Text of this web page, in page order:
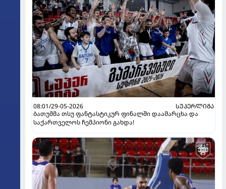
08:01/29-05-2026
ᲡᲣᲞᲔᲠᲚᲘᲒᲐ
ბათუმმა თსუ ფანტასტიკურ ფინალში დაამარცხა და
საქართველოს ჩემპიონი გახდა!